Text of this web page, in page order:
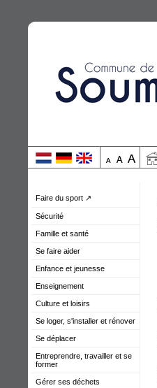
Faire du sport ↗
Sécurité
Famille et santé
Se faire aider
Enfance et jeunesse
Enseignement
Culture et loisirs
Se loger, s'installer et rénover
Se déplacer
Entreprendre, travailler et se
former
Gérer ses déchets